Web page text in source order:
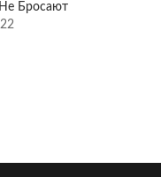
Бросают